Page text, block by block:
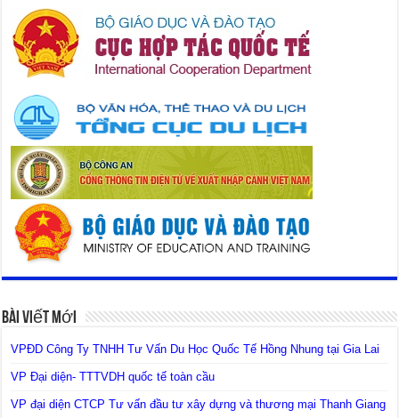
Bài Viết Mới
VPĐD Công Ty TNHH Tư Vấn Du Học Quốc Tế Hồng Nhung tại Gia Lai
VP Đại diện- TTTVDH quốc tế toàn cầu
VP đại diện CTCP Tư vấn đầu tư xây dựng và thương mại Thanh Giang